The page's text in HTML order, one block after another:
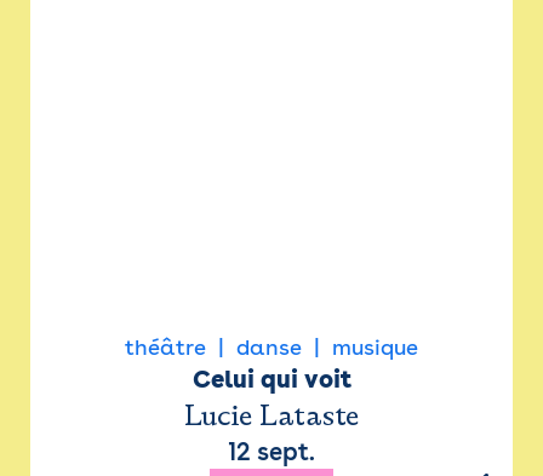
théâtre danse musique
Celui qui voit
Lucie Lataste
12 sept.